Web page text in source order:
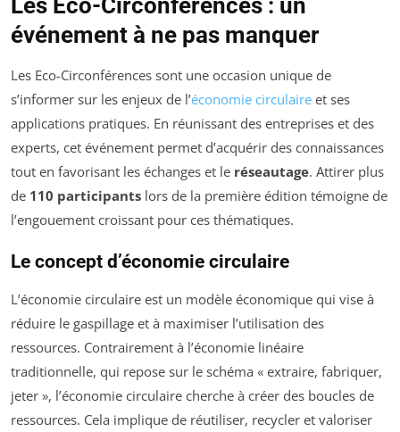
événement à ne pas manquer
Les Eco-Circonférences sont une occasion unique de
s’informer sur les enjeux de l’économie circulaire et ses
applications pratiques. En réunissant des entreprises et des
experts, cet événement permet d’acquérir des connaissances
tout en favorisant les échanges et le réseautage. Attirer plus
de 110 participants lors de la première édition témoigne de
l’engouement croissant pour ces thématiques.
Le concept d’économie circulaire
L’économie circulaire est un modèle économique qui vise à
réduire le gaspillage et à maximiser l’utilisation des
ressources. Contrairement à l’économie linéaire
traditionnelle, qui repose sur le schéma « extraire, fabriquer,
jeter », l’économie circulaire cherche à créer des boucles de
ressources. Cela implique de réutiliser, recycler et valoriser